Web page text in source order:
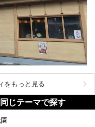
をもっと見る
じテーマで探す